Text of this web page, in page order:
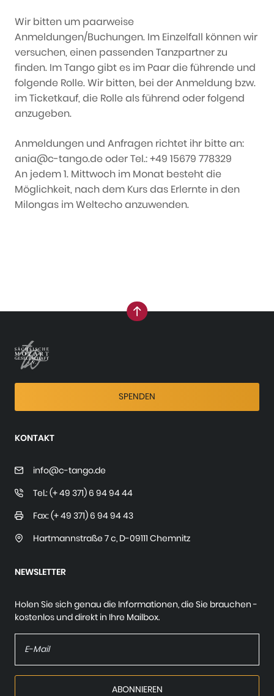
Wir bitten um paarweise
Anmeldungen/Buchungen. Im Einzelfall können wir
versuchen, einen passenden Tanzpartner zu
finden. Im Tango gibt es im Paar die führende und
folgende Rolle. Wir bitten, bei der Anmeldung bzw.
im Ticketkauf, die Rolle als führend oder folgend
anzugeben.
Anmeldungen und Anfragen richtet ihr bitte an:
ania@c-tango.de oder Tel.: +49 15679 778329
An jedem 1. Mittwoch im Monat besteht die
Möglichkeit, nach dem Kurs das Erlernte in den
Milongas im Weltecho anzuwenden.
nach oben
SPENDEN
KONTAKT
info@c-tango.de
Tel.: (+ 49 371) 6 94 94 44
Fax: (+ 49 371) 6 94 94 43
Hartmannstraße 7 c, D-09111 Chemnitz
NEWSLETTER
Holen Sie sich genau die Informationen, die Sie brauchen -
kostenlos und direkt in Ihre Mailbox.